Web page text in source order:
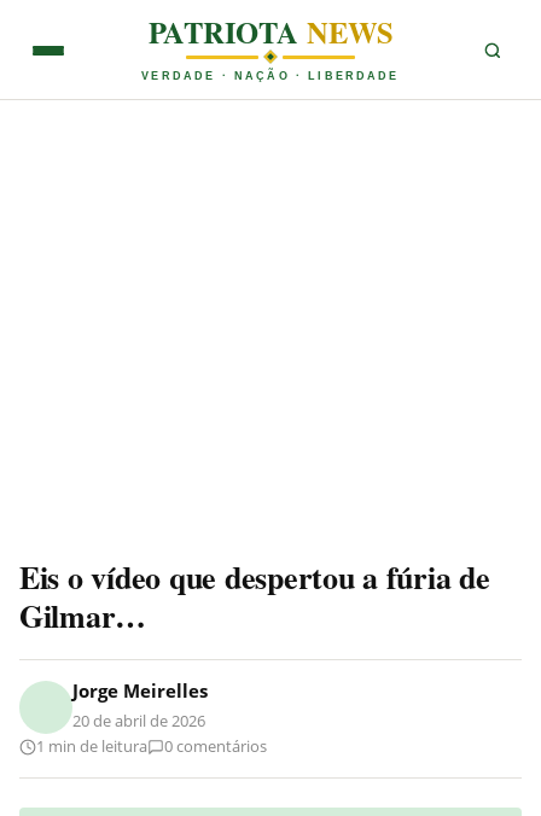
PATRIOTANEWS
VERDADE · NAÇÃO · LIBERDADE
Eis o vídeo que despertou a fúria de
Gilmar…
Jorge Meirelles
20 de abril de 2026
1 min de leitura
0 comentários